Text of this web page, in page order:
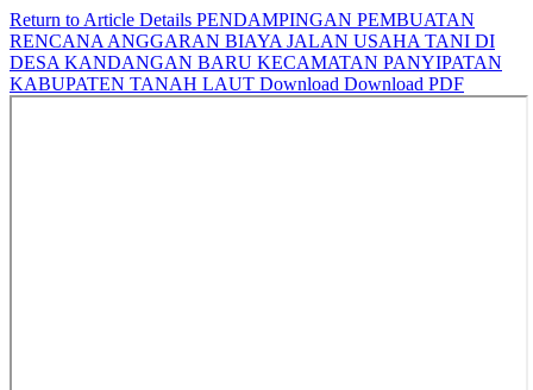
Return to Article Details PENDAMPINGAN PEMBUATAN
RENCANA ANGGARAN BIAYA JALAN USAHA TANI DI
DESA KANDANGAN BARU KECAMATAN PANYIPATAN
KABUPATEN TANAH LAUT Download Download PDF